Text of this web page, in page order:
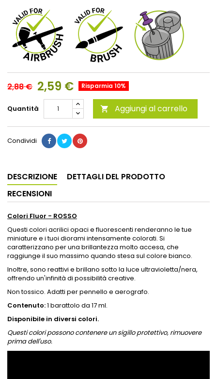
2,88 € 2,59 € Risparmia 10%
Quantità  Aggiungi al carrello
Condividi
DESCRIZIONE
DETTAGLI DEL PRODOTTO
RECENSIONI
Colori Fluor - ROSSO
Questi colori acrilici opaci e fluorescenti renderanno le tue
miniature e i tuoi diorami intensamente colorati. Si
caratterizzano per una brillantezza molto accesa, che
raggiunge il suo massimo quando stesa sul colore bianco.
Inoltre, sono reattivi e brillano sotto la luce ultravioletta/nera,
offrendo un'infinità di possibilità creative.
Non tossico. Adatti per pennello e aerografo.
Contenuto:1 barattolo da 17 ml.
Disponibile in diversi colori.
Questi colori possono contenere un sigillo protettivo, rimuovere
prima dell'uso.